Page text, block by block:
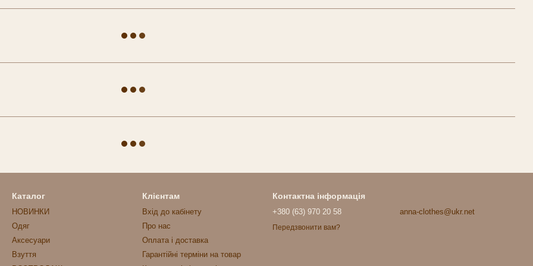
Каталог
НОВИНКИ
Одяг
Аксесуари
Взуття
Клієнтам
Вхід до кабінету
Про нас
Оплата і доставка
Гарантійні терміни на товар
Контактна інформація
+380 (63) 970 20 58
Передзвонити вам?
anna-clothes@ukr.net